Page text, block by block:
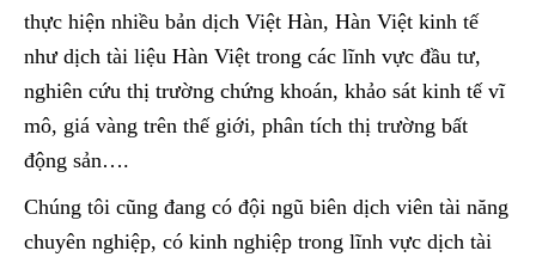
thực hiện nhiều bản dịch Việt Hàn, Hàn Việt kinh tế
như dịch tài liệu Hàn Việt trong các lĩnh vực đầu tư,
nghiên cứu thị trường chứng khoán, khảo sát kinh tế vĩ
mô, giá vàng trên thế giới, phân tích thị trường bất
động sản….
Chúng tôi cũng đang có đội ngũ biên dịch viên tài năng
chuyên nghiệp, có kinh nghiệp trong lĩnh vực dịch tài